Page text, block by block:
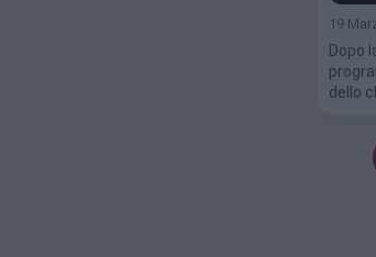
19
Dopo
dello